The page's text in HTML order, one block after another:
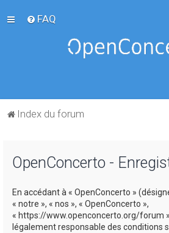
FAQ
Index du forum
OpenConcerto -
En accédant à « OpenConcerto »
« notre », « nos », « OpenConcerto »,
« https://www.openconcerto.org/forum
légalement responsable des conditions